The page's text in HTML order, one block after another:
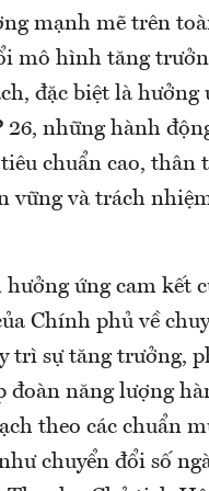
mạnh mẽ trên
mô hình tăng
đặc biệt là hưởng
những hành
chuẩn cao, thân
vững và trách
ứng cam kết
Chính phủ về
trì sự tăng trưởng,
năng lượng
theo các chuẩn
chuyển đổi số